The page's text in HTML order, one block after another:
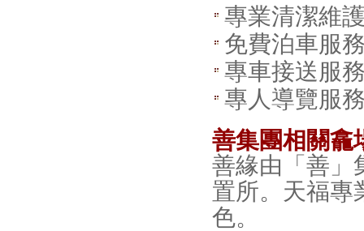
專業清潔維
免費泊車服
專車接送服
專人導覽服
善集團相關龕
善緣由「善」
置所。天福專
色。